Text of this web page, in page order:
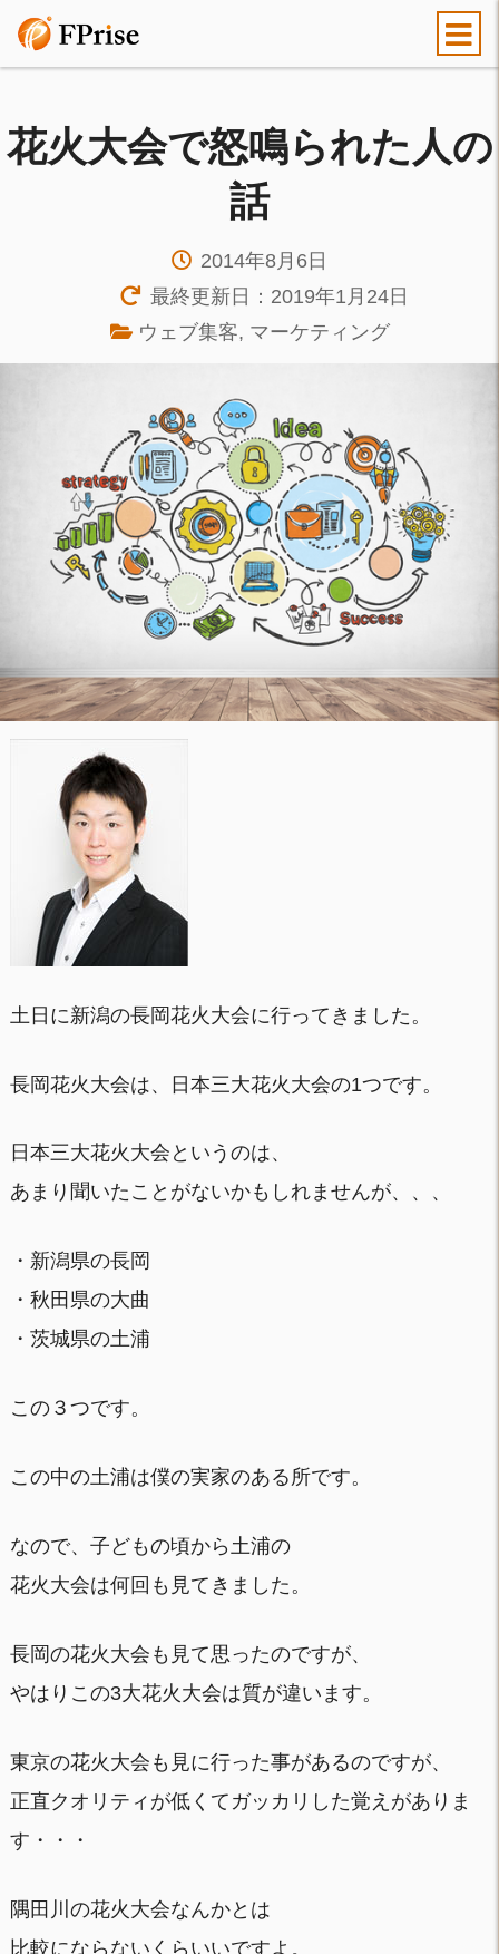
花火大会で怒鳴られた人の
話
2014年8月6日
最終更新日：2019年1月24日
ウェブ集客, マーケティング
土日に新潟の長岡花火大会に行ってきました。
長岡花火大会は、日本三大花火大会の1つです。
日本三大花火大会というのは、
あまり聞いたことがないかもしれませんが、、、
・新潟県の長岡
・秋田県の大曲
・茨城県の土浦
この３つです。
この中の土浦は僕の実家のある所です。
なので、子どもの頃から土浦の
花火大会は何回も見てきました。
長岡の花火大会も見て思ったのですが、
やはりこの3大花火大会は質が違います。
東京の花火大会も見に行った事があるのですが、
正直クオリティが低くてガッカリした覚えがありま
す・・・
隅田川の花火大会なんかとは
比較にならないくらいいですよ。